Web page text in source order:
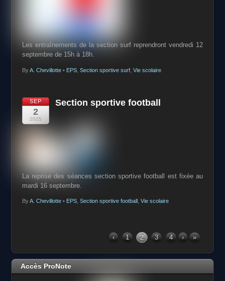
Les entraînements de la section surf reprendront vendredi 12
septembre de 15h à 18h.
ByA. Chevillotte• EPS, Section sportive surf, Vie scolaire
SEP
2
2025
Section sportive football
La reprise des séances section sportive football est fixée au
mardi 16 septembre.
ByA. Chevillotte• EPS, Section sportive football, Vie scolaire
‹ 1 2 3 4 › »
Accès ProNote